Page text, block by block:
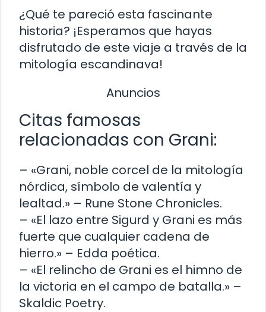
¿Qué te pareció esta fascinante
historia? ¡Esperamos que hayas
disfrutado de este viaje a través de la
mitología escandinava!
Anuncios
Citas famosas
relacionadas con Grani:
– «Grani, noble corcel de la mitología
nórdica, símbolo de valentía y
lealtad.» – Rune Stone Chronicles.
– «El lazo entre Sigurd y Grani es más
fuerte que cualquier cadena de
hierro.» – Edda poética.
– «El relincho de Grani es el himno de
la victoria en el campo de batalla.» –
Skaldic Poetry.